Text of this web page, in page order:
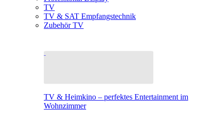
TV
TV & SAT Empfangstechnik
Zubehör TV
TV & Heimkino – perfektes Entertainment im
Wohnzimmer